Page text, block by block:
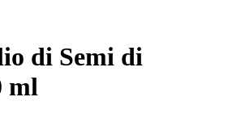
di Semi di
ml